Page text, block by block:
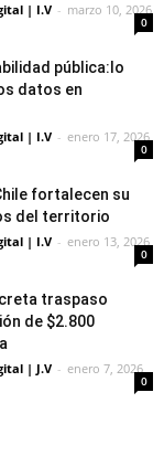
| I.V - marzo 10, 2026
0
pública:lo
datos en
| I.V - enero 17, 2026
0
fortalecen su
del territorio
| I.V - enero 13, 2026
0
traspaso
de $2.800
| J.V - enero 7, 2026
0